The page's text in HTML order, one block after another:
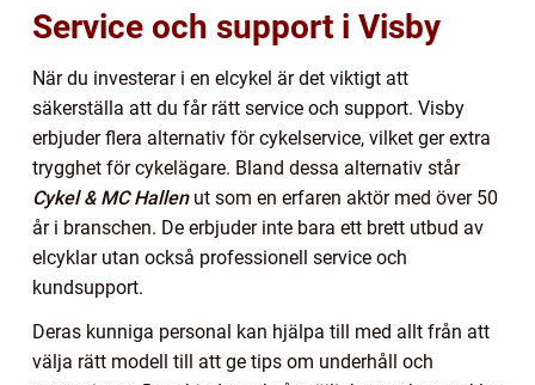
Service och support i Visby
När du investerar i en elcykel är det viktigt att
säkerställa att du får rätt service och support. Visby
erbjuder flera alternativ för cykelservice, vilket ger extra
trygghet för cykelägare. Bland dessa alternativ står
Cykel & MC Hallen ut som en erfaren aktör med över 50
år i branschen. De erbjuder inte bara ett brett utbud av
elcyklar utan också professionell service och
kundsupport.
Deras kunniga personal kan hjälpa till med allt från att
välja rätt modell till att ge tips om underhåll och